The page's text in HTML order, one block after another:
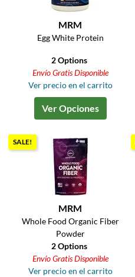
MRM
Egg White Protein
2 Options
Envío Gratis Disponible
Ver precio en el carrito
Ver Opciones
SALE!
MRM
Whole Food Organic Fiber
Powder
2 Options
Envío Gratis Disponible
Ver precio en el carrito